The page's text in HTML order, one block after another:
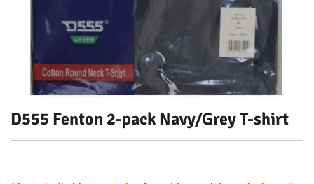
D555 Fenton 2-pack Navy/Grey T-shirt